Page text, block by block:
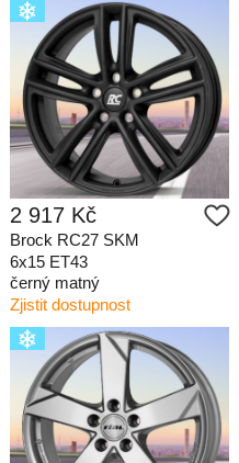
2 917 Kč
Brock RC27 SKM
6x15 ET43
černý matný
Zjistit dostupnost